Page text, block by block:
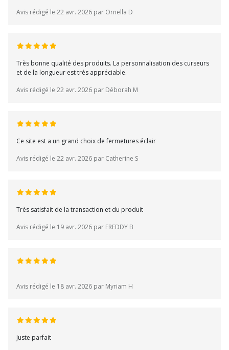
Avis rédigé le 22 avr. 2026 par Ornella D
Très bonne qualité des produits. La personnalisation des curseurs
et de la longueur est très appréciable.
Avis rédigé le 22 avr. 2026 par Déborah M
Ce site est a un grand choix de fermetures éclair
Avis rédigé le 22 avr. 2026 par Catherine S
Très satisfait de la transaction et du produit
Avis rédigé le 19 avr. 2026 par FREDDY B
Avis rédigé le 18 avr. 2026 par Myriam H
Juste parfait